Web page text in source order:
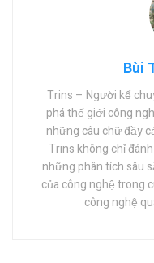
Bùi
Trins – Người kể
phá thế giới công
những câu chữ đầy
Trins không chỉ
những phân tích sâu
của công nghệ trong
công nghệ